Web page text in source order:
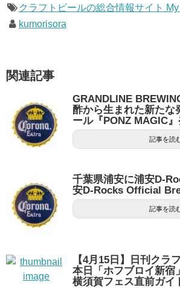
クラフトビールの総合情報サイト
kumorisora
関連記事
GRANDLINE
酢から生まれた新たな
ール『PONZ MAGIC
記事を読
千葉県浦安に浦安D-
安D-Rocks Official
記事を読
【4月15日】日刊クラ
本日「ホフブロイ新宿
横須賀フェス直前ガイ